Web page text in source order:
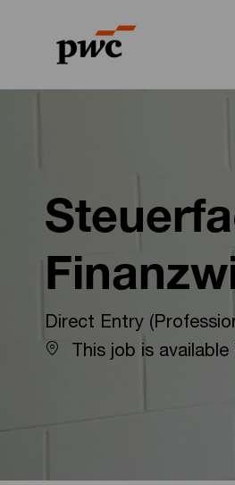
Direct Entry
This job is